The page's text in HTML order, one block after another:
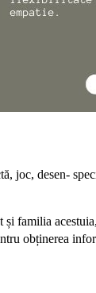
joc, desen-
familia
obținerea